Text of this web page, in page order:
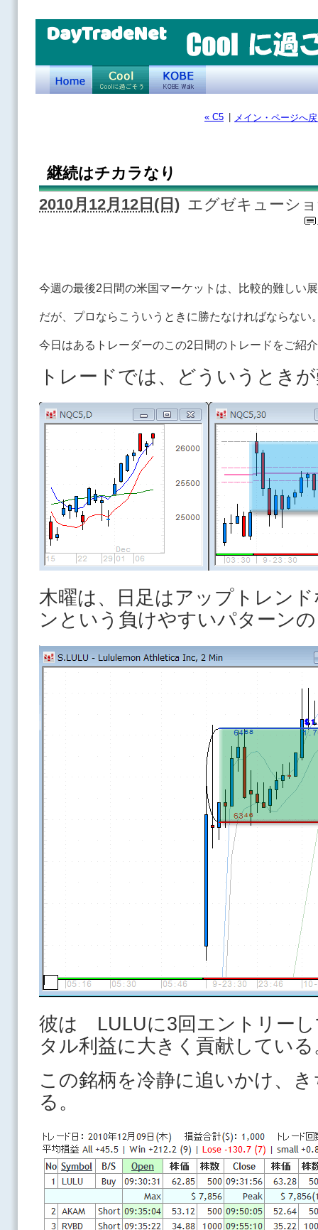
DayTradeNet
« C5 メイン・ページへ
継続はチカラなり
2010月12月12日(日) エグゼキューシ
今週の最後2日間の米国マーケットは、比較的難しい
だが、プロならこういうときに勝たなければならない
今日はあるトレーダーのこの2日間のトレードをご紹
トレードでは、どういうとき
木曜は、日足はアップトレン
ンという負けやすいパターン
彼は LULUに3回エントリー
タル利益に大きく貢献している
この銘柄を冷静に追いかけ、
る。